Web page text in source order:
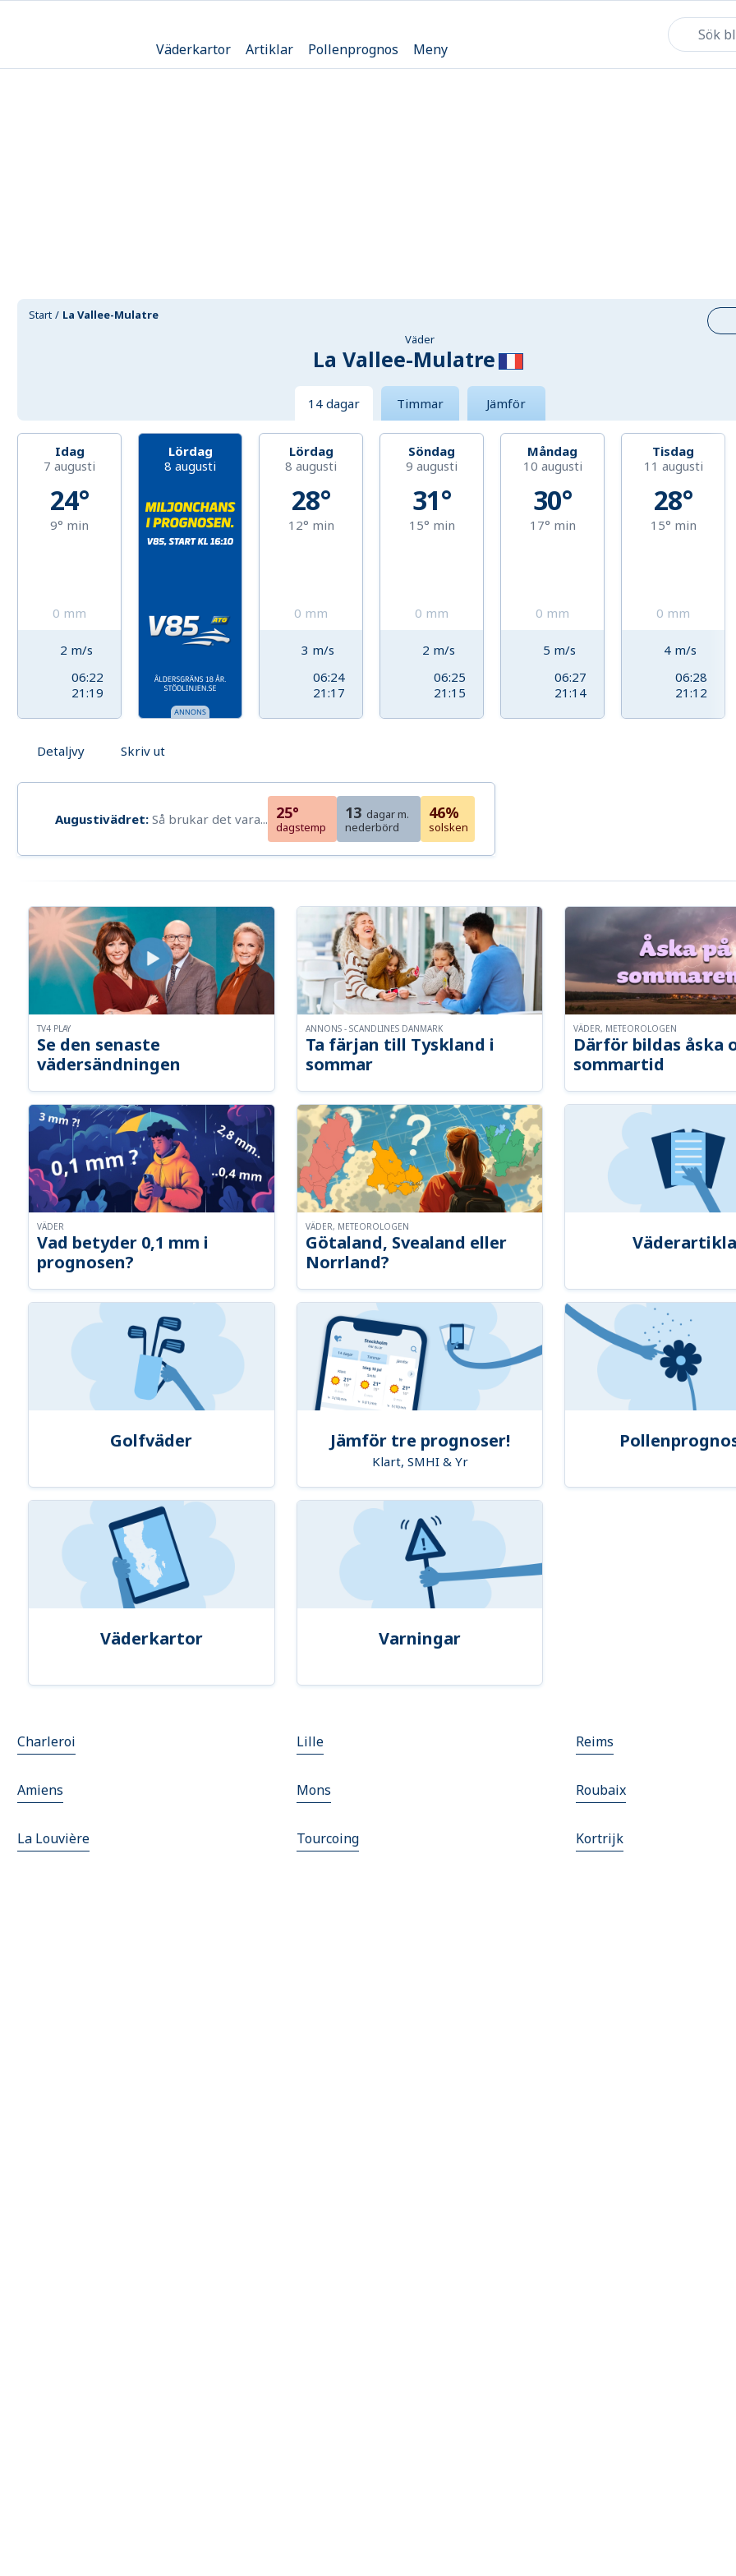
Väderkartor Artiklar Pollenprognos Meny
Start
La Vallee-Mulatre
Väder
La Vallee-Mulatre
14 dagar Timmar Jämför
Idag
7 augusti
24°
9° min
0 mm
2 m/s
06:22
21:19
Lördag
8 augusti
Lördag
8 augusti
28°
12° min
0 mm
3 m/s
06:24
21:17
Söndag
9 augusti
31°
15° min
0 mm
2 m/s
06:25
21:15
Måndag
10 augusti
30°
17° min
0 mm
5 m/s
06:27
21:14
Tisdag
11 augusti
28°
15° min
0 mm
4 m/s
06:28
21:12
Detaljvy Skriv ut
Augustivädret: Så brukar det vara... 25°
dagstemp
13 dagar m.
nederbörd
46%
solsken
Se den senaste
vädersändningen
TV4 PLAY
Ta färjan till Tyskland i
sommar
ANNONS - SCANDLINES DANMARK
Därför bildas åska
sommartid
VÄDER, METEOROLOGEN
Vad betyder 0,1 mm i
prognosen?
VÄDER
Götaland, Svealand eller
Norrland?
VÄDER, METEOROLOGEN
Golfväder Jämför tre prognoser!
Klart, SMHI & Yr
Väderkartor Varningar
Charleroi Lille Reims
Amiens Mons Roubaix
La Louvière Tourcoing Kortrijk